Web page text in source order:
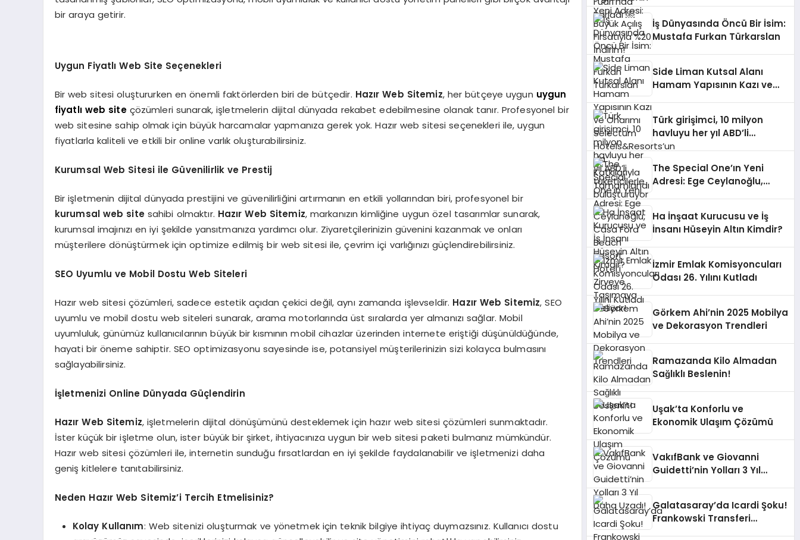
bir araya getirir.
Uygun Fiyatlı Web Site Seçenekleri
Bir web sitesi oluştururken en önemli faktörlerden biri de bütçedir. Hazır Web Sitemiz, her bütçeye uygun uygun
fiyatlı web siteçözümleri sunarak, işletmelerin dijital dünyada rekabet edebilmesine olanak tanır. Profesyonel bir
web sitesine sahip olmak için büyük harcamalar yapmanıza gerek yok. Hazır web sitesi seçenekleri ile, uygun
fiyatlarla kaliteli ve etkili bir online varlık oluşturabilirsiniz.
Kurumsal Web Sitesi ile Güvenilirlik ve Prestij
Bir işletmenin dijital dünyada prestijini ve güvenilirliğini artırmanın en etkili yollarından biri, profesyonel bir
kurumsal web sitesahibi olmaktır. Hazır Web Sitemiz, markanızın kimliğine uygun özel tasarımlar sunarak,
kurumsal imajınızı en iyi şekilde yansıtmanıza yardımcı olur. Ziyaretçilerinizin güvenini kazanmak ve onları
müşterilere dönüştürmek için optimize edilmiş bir web sitesi ile, çevrim içi varlığınızı güçlendirebilirsiniz.
SEO Uyumlu ve Mobil Dostu Web Siteleri
Hazır web sitesi çözümleri, sadece estetik açıdan çekici değil, aynı zamanda işlevseldir. Hazır Web Sitemiz, SEO
uyumlu ve mobil dostu web siteleri sunarak, arama motorlarında üst sıralarda yer almanızı sağlar. Mobil
uyumluluk, günümüz kullanıcılarının büyük bir kısmının mobil cihazlar üzerinden internete eriştiği düşünüldüğünde,
hayati bir öneme sahiptir. SEO optimizasyonu sayesinde ise, potansiyel müşterilerinizin sizi kolayca bulmasını
sağlayabilirsiniz.
İşletmenizi Online Dünyada Güçlendirin
Hazır Web Sitemiz, işletmelerin dijital dönüşümünü desteklemek için hazır web sitesi çözümleri sunmaktadır.
İster küçük bir işletme olun, ister büyük bir şirket, ihtiyacınıza uygun bir web sitesi paketi bulmanız mümkündür.
Hazır web sitesi çözümleri ile, internetin sunduğu fırsatlardan en iyi şekilde faydalanabilir ve işletmenizi daha
geniş kitlelere tanıtabilirsiniz.
Neden Hazır Web Sitemiz’i Tercih Etmelisiniz?
Kolay Kullanım: Web sitenizi oluşturmak ve yönetmek için teknik bilgiye ihtiyaç duymazsınız. Kullanıcı dostu
İş Dünyasında Öncü Bir İsim:
Mustafa Furkan Türkarslan
Side Liman Kutsal Alanı
Hamam Yapısının Kazı ve
Katkılarıyla Tamamlandı
Türk girişimci, 10 milyon
havluyu her yıl ABD’li
tüketicilerle buluşturuyor
The Special One’ın Yeni
Adresi: Ege Ceylanoğlu,
Geliyor!
Ha İnşaat Kurucusu ve İş
İnsanı Hüseyin Altın Kimdir?
İzmir Emlak Komisyoncuları
Odası 26. Yılını Kutladı
Görkem Ahi’nin 2025 Mobilya
ve Dekorasyon Trendleri
Ramazanda Kilo Almadan
Sağlıklı Beslenin!
Uşak’ta Konforlu ve
Ekonomik Ulaşım Çözümü
VakıfBank ve Giovanni
Guidetti’nin Yolları 3 Yıl
Galatasaray’da Icardi Şoku!
Frankowski Transferi